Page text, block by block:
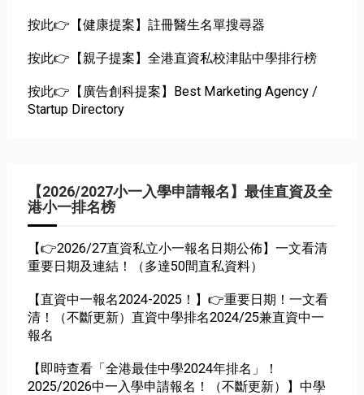
按此👉【健康提案】註冊醫生名單搜尋器
按此👉【親子提案】全港直資私校津貼中學排行榜
按此👉【廣告創科提案】Best Marketing Agency /
Startup Directory
【2026/2027小一入學申請報名】最佳直資及全
港小一排名榜
【👉2026/27直資私立小一報名日期公佈】一文看清
重要日期及連結！（多達50間直私資料）
【直資中一報名2024-2025！】👉重要日期！一文看
清！（不斷更新）直資中學排名2024/25兼直資中一
報名
【即時查看「全港最佳中學2024年排名」！
2025/2026中一入學申請報名！（不斷更新）】中學